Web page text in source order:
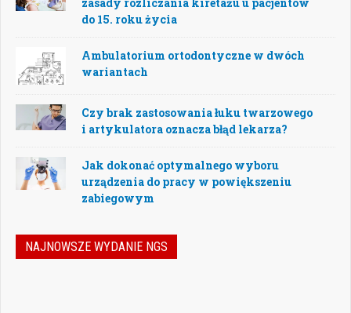
do 15. roku życia
Ambulatorium ortodontyczne w dwóch
wariantach
Czy brak zastosowania łuku twarzowego
i artykulatora oznacza błąd lekarza?
Jak dokonać optymalnego wyboru
urządzenia do pracy w powiększeniu
zabiegowym
NAJNOWSZE WYDANIE NGS